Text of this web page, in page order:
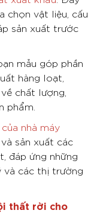
chọn vật liệu, cấu
sản xuất trước
mẫu góp phần
hàng loạt,
chất lượng,
phẩm.
nhà máy
sản xuất các
đáp ứng những
và các thị trường
thất rời cho